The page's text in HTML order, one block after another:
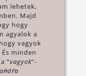
lehetek,
Majd
hogy
agyalok a
vagyok
És minden
“vagyok”-